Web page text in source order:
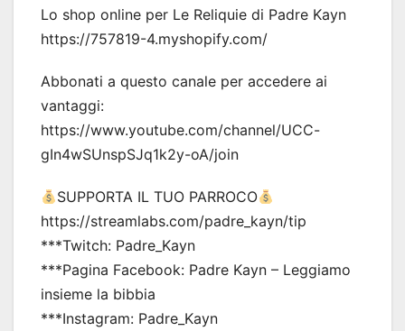
Lo shop online per Le Reliquie di Padre Kayn
https://757819-4.myshopify.com/
Abbonati a questo canale per accedere ai
vantaggi:
https://www.youtube.com/channel/UCC-
gIn4wSUnspSJq1k2y-oA/join
SUPPORTA IL TUO PARROCO
https://streamlabs.com/padre_kayn/tip
***Twitch: Padre_Kayn
***Pagina Facebook: Padre Kayn – Leggiamo
insieme la bibbia
***Instagram: Padre_Kayn